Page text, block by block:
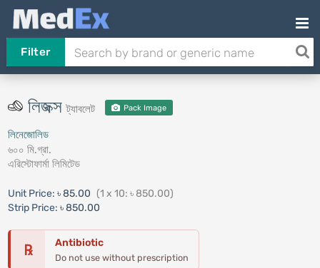
Filter
লিজক্সট্যাবলেট Pack Image
লিনেজোলিড
৬০০ মি.গ্রা.
এরিস্টোফার্মা লিমিটেড
Unit Price: ৳ 85.00 (1 x 10: ৳ 850.00)
Strip Price: ৳ 850.00
℞ Antibiotic
Do not use without prescription